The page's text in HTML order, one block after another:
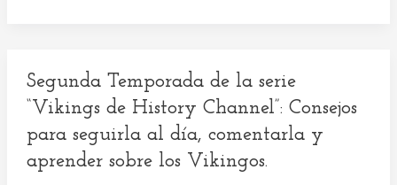
Madrid,
por
Canal
TNT
Segunda Temporada de la serie
“Vikings de History Channel”: Consejos
para seguirla al día, comentarla y
aprender sobre los Vikingos.